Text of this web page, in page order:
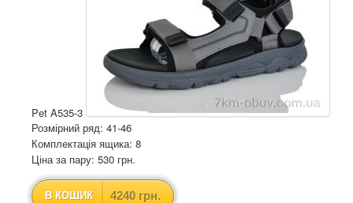
Pet A535-3
Розмірний ряд: 41-46
Комплектація ящика: 8
Ціна за пару: 530 грн.
В КОШИК 4240 грн.